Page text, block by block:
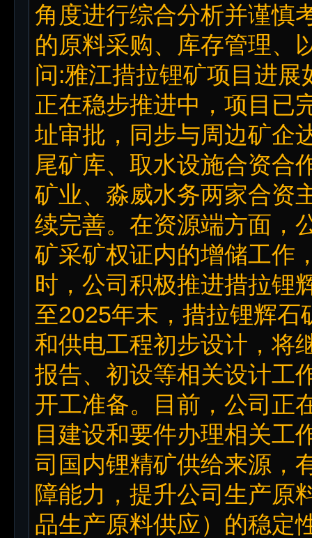
角度进行综合分析并谨慎
的原料采购、库存管理、
问:雅江措拉锂矿项目进
正在稳步推进中，项目已
址审批，同步与周边矿企
尾矿库、取水设施合资合
矿业、淼威水务两家合资
续完善。在资源端方面，
矿采矿权证内的增储工作
时，公司积极推进措拉锂
至2025年末，措拉锂辉
和供电工程初步设计，将
报告、初设等相关设计工
开工准备。目前，公司正
目建设和要件办理相关工
司国内锂精矿供给来源，
障能力，提升公司生产原
品生产原料供应）的稳定